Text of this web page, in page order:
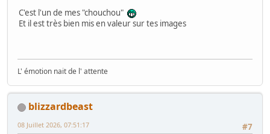
C'est l'un de mes "chouchou"
Et il est très bien mis en valeur sur tes images
L' émotion nait de l' attente
blizzardbeast
#7
08 Juillet 2026, 07:51:17